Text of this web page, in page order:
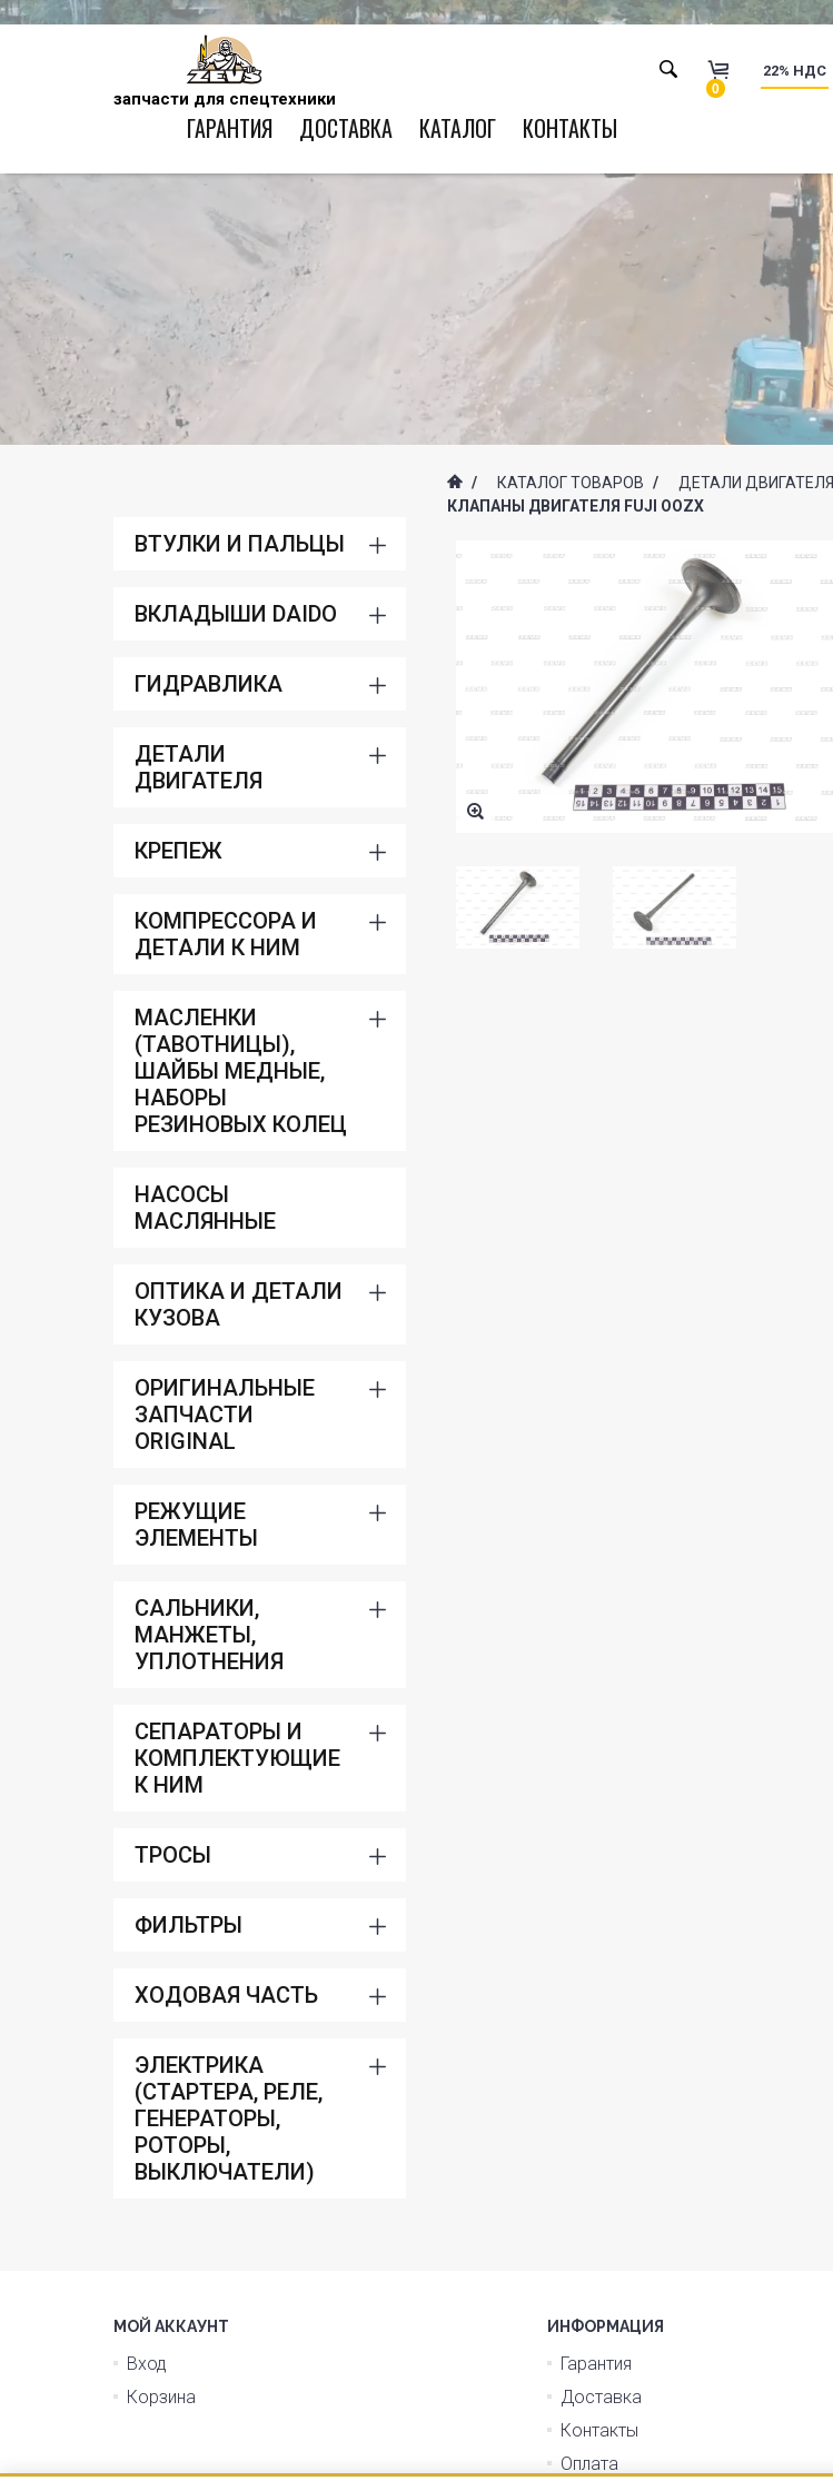
22% НДС
0
запчасти для спецтехники
ГАРАНТИЯ ДОСТАВКА КАТАЛОГ КОНТАКТЫ
ВТУЛКИ И ПАЛЬЦЫ
ВКЛАДЫШИ DAIDO
ГИДРАВЛИКА
ДЕТАЛИ
ДВИГАТЕЛЯ
КРЕПЕЖ
КОМПРЕССОРА И
ДЕТАЛИ К НИМ
МАСЛЕНКИ
(ТАВОТНИЦЫ),
ШАЙБЫ МЕДНЫЕ,
НАБОРЫ
РЕЗИНОВЫХ КОЛЕЦ
НАСОСЫ
МАСЛЯННЫЕ
ОПТИКА И ДЕТАЛИ
КУЗОВА
ОРИГИНАЛЬНЫЕ
ЗАПЧАСТИ
ORIGINAL
РЕЖУЩИЕ
ЭЛЕМЕНТЫ
САЛЬНИКИ,
МАНЖЕТЫ,
УПЛОТНЕНИЯ
СЕПАРАТОРЫ И
КОМПЛЕКТУЮЩИЕ
К НИМ
ТРОСЫ
ФИЛЬТРЫ
ХОДОВАЯ ЧАСТЬ
ЭЛЕКТРИКА
(СТАРТЕРА, РЕЛЕ,
ГЕНЕРАТОРЫ,
РОТОРЫ,
ВЫКЛЮЧАТЕЛИ)
/ КАТАЛОГ ТОВАРОВ / ДЕТАЛИ ДВИГАТЕЛЯ
КЛАПАНЫ ДВИГАТЕЛЯ FUJI OOZX
МОЙ АККАУНТ
Вход
Корзина
ИНФОРМАЦИЯ
Гарантия
Доставка
Контакты
Оплата